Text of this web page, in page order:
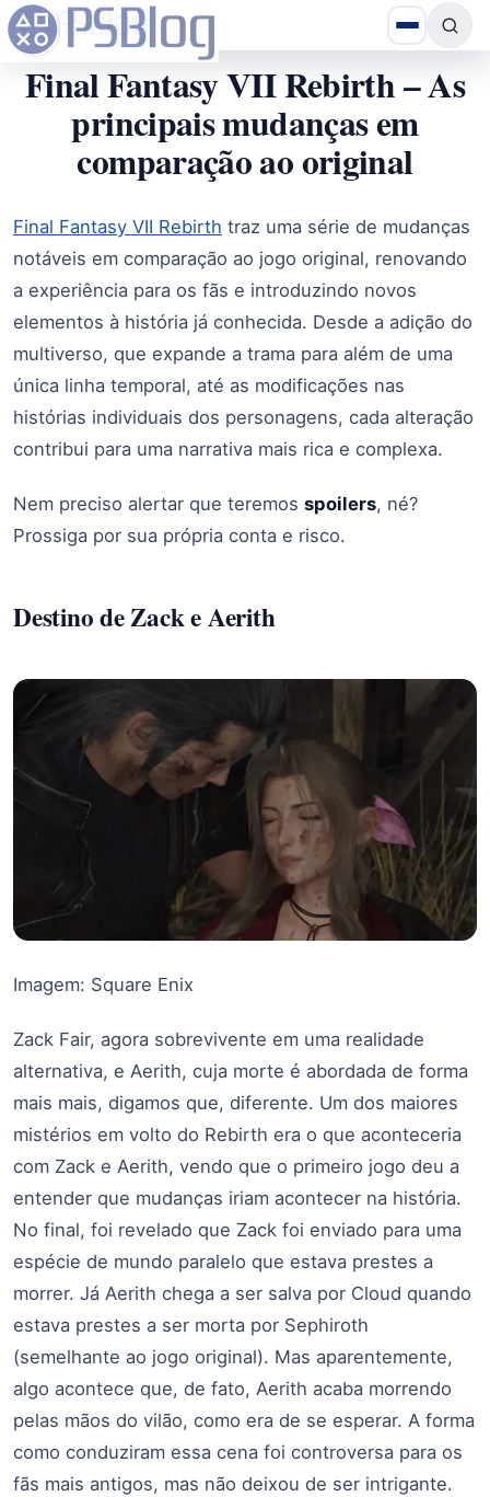
Final Fantasy VII Rebirth – As
principais mudanças em
comparação ao original
Final Fantasy VII Rebirth traz uma série de mudanças
notáveis em comparação ao jogo original, renovando
a experiência para os fãs e introduzindo novos
elementos à história já conhecida. Desde a adição do
multiverso, que expande a trama para além de uma
única linha temporal, até as modificações nas
histórias individuais dos personagens, cada alteração
contribui para uma narrativa mais rica e complexa.
Nem preciso alertar que teremos spoilers, né?
Prossiga por sua própria conta e risco.
Destino de Zack e Aerith
Imagem: Square Enix
Zack Fair, agora sobrevivente em uma realidade
alternativa, e Aerith, cuja morte é abordada de forma
mais mais, digamos que, diferente. Um dos maiores
mistérios em volto do Rebirth era o que aconteceria
com Zack e Aerith, vendo que o primeiro jogo deu a
entender que mudanças iriam acontecer na história.
No final, foi revelado que Zack foi enviado para uma
espécie de mundo paralelo que estava prestes a
morrer. Já Aerith chega a ser salva por Cloud quando
estava prestes a ser morta por Sephiroth
(semelhante ao jogo original). Mas aparentemente,
algo acontece que, de fato, Aerith acaba morrendo
pelas mãos do vilão, como era de se esperar. A forma
como conduziram essa cena foi controversa para os
fãs mais antigos, mas não deixou de ser intrigante.